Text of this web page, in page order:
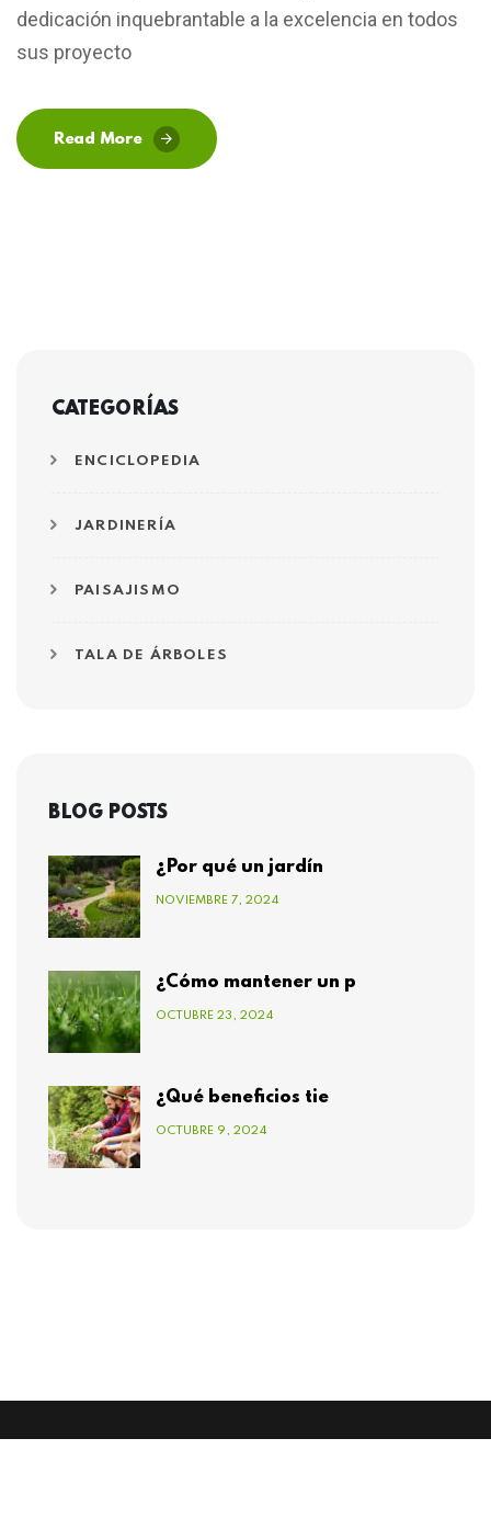
dedicación inquebrantable a la excelencia en todos
sus proyecto
Read More
CATEGORÍAS
ENCICLOPEDIA
JARDINERÍA
PAISAJISMO
TALA DE ÁRBOLES
BLOG POSTS
¿Por qué un jardín
NOVIEMBRE 7, 2024
¿Cómo mantener un p
OCTUBRE 23, 2024
¿Qué beneficios tie
OCTUBRE 9, 2024